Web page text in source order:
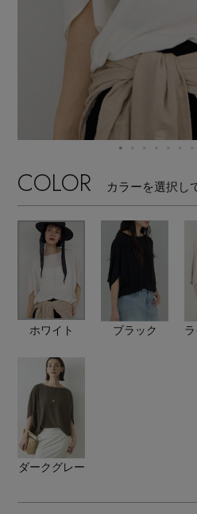
【リネン】涼しい夏素材
【CFCL】注目のPOP-UP
【レース】上品な透け感
【ペプラム】トレンドシ
『ELLE』最新号掲載
【ジュエリー】シルバーで
すべてのウェア
ブラウス・シャツ
カットソー・Tシャツ
ワンピース・チュニック
パンツ
スカート
ジャケット
ニット
コート
シューズ
すべてのシューズ
サンダル
パンプス
スニーカー
フラットシューズ
レインシューズ
ブーツ
バッグ・財布
すべてのバッグ・財布
カゴバッグ
ショルダーバッグ
トートバッグ
ハンドバッグ
財布・小物
ボディバッグ・ウェストポ
クラッチバッグ
ファッション小物
すべてのファッション小物
ストール・マフラー・ケ
帽子・イヤーマフ
ヘアアクセサリー
スマートフォンケース・
アイウェア
ベルト
ピアス・イヤリング
ネックレス
バングル・ブレスレット
コサージュ・ブローチ
すべてのランジェリー
ランジェリー
インナー
スポーツ
すべてのスポーツ
シューズ
バッグ・小物
CONTENTS
特集一覧
NEW IN BRAND
お知らせ
よくあるご質問
COLOR カラーを選択し
ホワイト ブラック
ダークグレー